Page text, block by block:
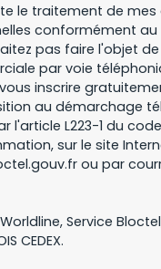
le traitement de mes
conformément au
pas faire l'objet
par voie
inscrire
au démarchage
l'article L223-1 du
sur le site
ou par
Service Bloctel,
CEDEX.